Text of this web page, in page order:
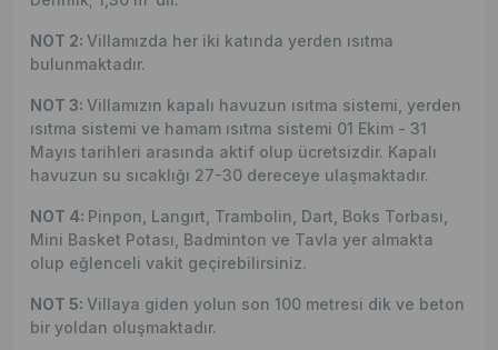
NOT 2: Villamızda her iki katında yerden ısıtma
bulunmaktadır.
NOT 3: Villamızın kapalı havuzun ısıtma sistemi, yerden
ısıtma sistemi ve hamam ısıtma sistemi 01 Ekim - 31
Mayıs tarihleri arasında aktif olup ücretsizdir. Kapalı
havuzun su sıcaklığı 27-30 dereceye ulaşmaktadır.
NOT 4: Pinpon, Langırt, Trambolin, Dart, Boks Torbası,
Mini Basket Potası, Badminton ve Tavla yer almakta
olup eğlenceli vakit geçirebilirsiniz.
NOT 5: Villaya giden yolun son 100 metresi dik ve beton
bir yoldan oluşmaktadır.